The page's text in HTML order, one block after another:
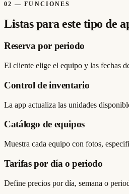
02 —FUNCIONES
Listas para este tipo de
Reserva por periodo
El cliente elige el equipo y las fechas
Control de inventario
La app actualiza las unidades
Catálogo de equipos
Muestra cada equipo con fotos,
Tarifas por día o periodo
Define precios por día, semana o